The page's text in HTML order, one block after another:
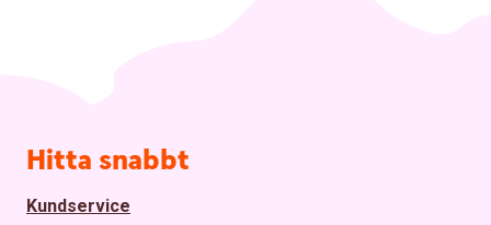
Sidfot
Hitta snabbt
Kundservice